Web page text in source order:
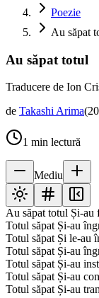
Poezie
Au săpat
Au săpat totul
Traducere de Ion
de Takashi Arima(
1 min lectură
Mediu
Au săpat totul Și-au
Totul săpat Și-au
Totul săpat Și le-au
Totul săpat Și-au
Totul săpat Și-au
Totul săpat Și-au
Totul săpat Și-au